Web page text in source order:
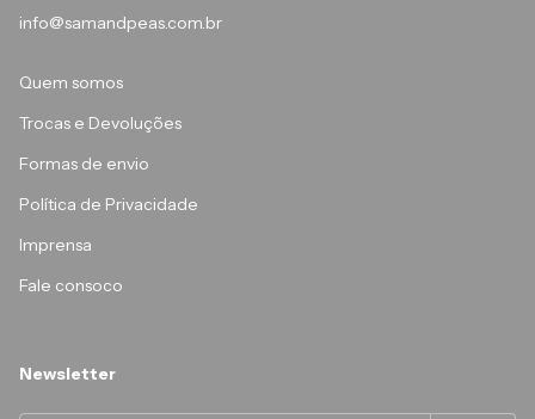
info@samandpeas.com.br
Quem somos
Trocas e Devoluções
Formas de envio
Política de Privacidade
Imprensa
Fale consoco
Newsletter